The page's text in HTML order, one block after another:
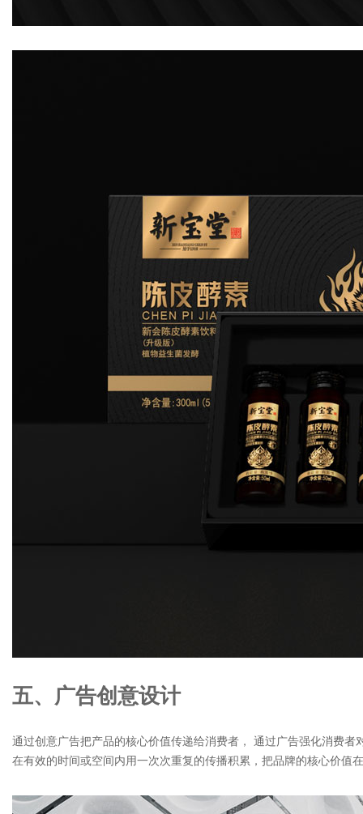
五、广告创意设计
通过创意广告把产品的核心价值传递给消费者， 通过广告强化消费者
在有效的时间或空间内用一次次重复的传播积累，把品牌的核心价值